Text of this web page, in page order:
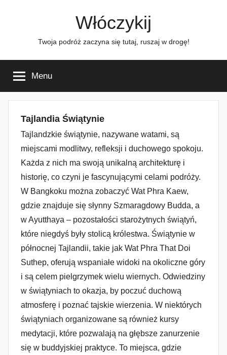
Włóczykij
Twoja podróż zaczyna się tutaj, ruszaj w drogę!
Menu
Tajlandia Świątynie
Tajlandzkie świątynie, nazywane watami, są
miejscami modlitwy, refleksji i duchowego spokoju.
Każda z nich ma swoją unikalną architekturę i
historię, co czyni je fascynującymi celami podróży.
W Bangkoku można zobaczyć Wat Phra Kaew,
gdzie znajduje się słynny Szmaragdowy Budda, a
w Ayutthaya – pozostałości starożytnych świątyń,
które niegdyś były stolicą królestwa. Świątynie w
północnej Tajlandii, takie jak Wat Phra That Doi
Suthep, oferują wspaniałe widoki na okoliczne góry
i są celem pielgrzymek wielu wiernych. Odwiedziny
w świątyniach to okazja, by poczuć duchową
atmosferę i poznać tajskie wierzenia. W niektórych
świątyniach organizowane są również kursy
medytacji, które pozwalają na głębsze zanurzenie
się w buddyjskiej praktyce. To miejsca, gdzie